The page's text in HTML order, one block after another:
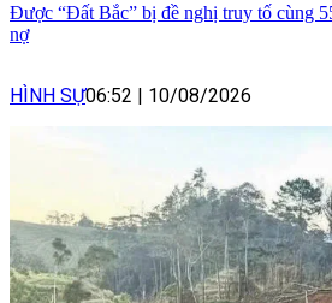
Được “Đất Bắc” bị đề nghị truy tố cùng
nợ
HÌNH SỰ06:52 | 10/08/2026